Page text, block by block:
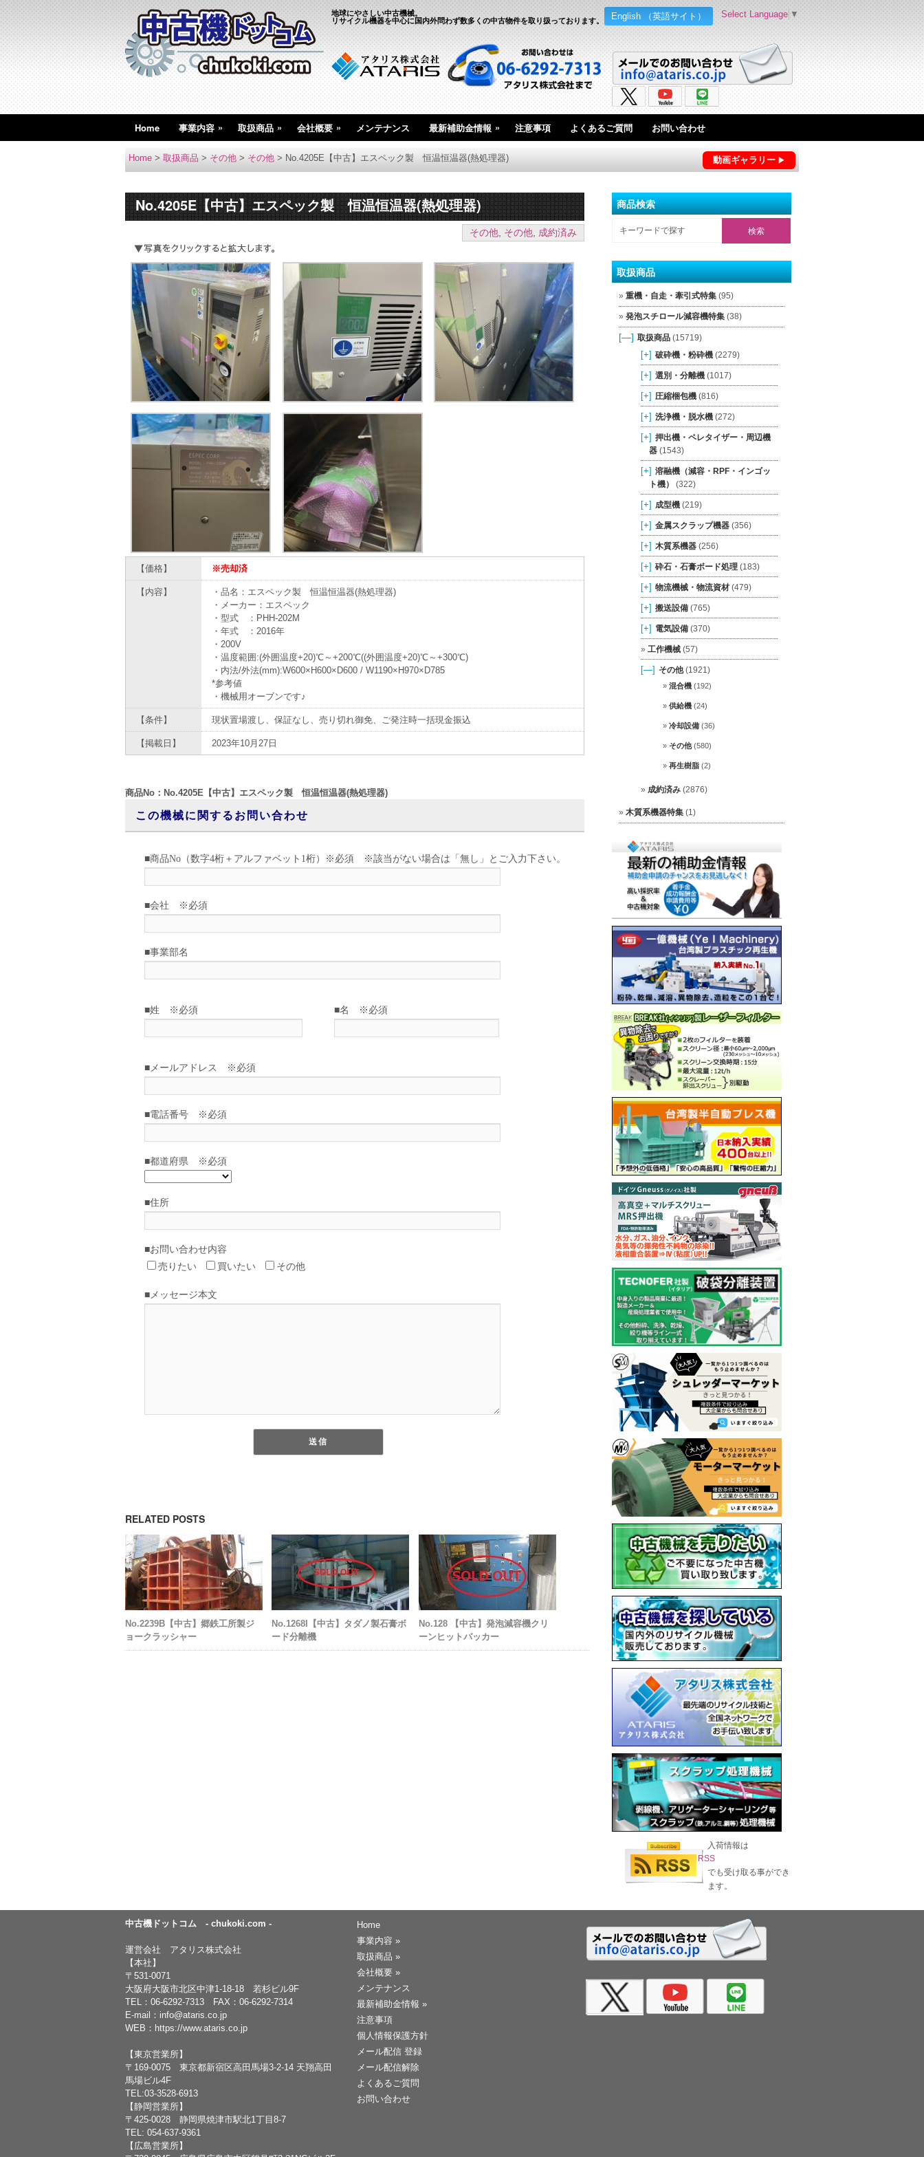
English （英語サイト）
地球にやさしい中古機械。
リサイクル機器を中心に国内外問わず数多くの中古物件を取り扱っております。
Select Language ▼
Home 事業内容 » 取扱商品 » 会社概要 » メンテナンス 最新補助金情報 » 注意事項 よくあるご質問 お問い合わせ
動画ギャラリー
Home > 取扱商品 > その他 > その他 > No.4205E【中古】エスペック製 恒温恒温器(熱処理器)
No.4205E【中古】エスペック製 恒温恒温器(熱処理器)
その他, その他, 成約済み
【価格】 ※売却済
【内容】
・品名：エスペック製 恒温恒温器(熱処理器)
・メーカー：エスペック
・型式 ：PHH-202M
・年式 ：2016年
・200V
・温度範囲:(外囲温度+20)℃～+200℃((外囲温度+20)℃～+300℃)
・内法/外法(mm):W600×H600×D600 / W1190×H970×D785
*参考値
・機械用オーブンです♪
【条件】 現状置場渡し、保証なし、売り切れ御免、ご発注時一括現金振込
【掲載日】 2023年10月27日
商品No：No.4205E【中古】エスペック製 恒温恒温器(熱処理器)
この機械に関するお問い合わせ
RELATED POSTS
No.2239B【中古】郷鉄工所製ジ
ョークラッシャー
No.1268I【中古】タダノ製石膏ボ
ード分離機
No.128 【中古】発泡減容機クリ
ーンヒットパッカー
商品検索
取扱商品
重機・自走・牽引式特集(95)
発泡スチロール減容機特集(38)
[—] 取扱商品(15719)
[+] 破砕機・粉砕機(2279)
[+] 選別・分離機(1017)
[+] 圧縮梱包機(816)
[+] 洗浄機・脱水機(272)
[+] 押出機・ペレタイザー・周辺機
器(1543)
[+] 溶融機（減容・RPF・インゴッ
ト機）
(322)
[+] 成型機(219)
[+] 金属スクラップ機器(356)
[+] 木質系機器(256)
[+] 砕石・石膏ボード処理(183)
[+] 物流機械・物流資材(479)
[+] 搬送設備(765)
[+] 電気設備(370)
工作機械(57)
[—] その他(1921)
混合機(192)
供給機(24)
冷却設備(36)
その他(580)
再生樹脂(2)
成約済み(2876)
木質系機器特集(1)
入荷情報は
RSS
でも受け取る事ができ
ます。
中古機ドットコム - chukoki.com -
運営会社 アタリス株式会社
【本社】
〒531-0071
大阪府大阪市北区中津1-18-18 若杉ビル9F
TEL： 06-6292-7313 FAX：06-6292-7314
E-mail： info@ataris.co.jp
WEB： https://www.ataris.co.jp
【東京営業所】
〒169-0075 東京都新宿区高田馬場3-2-14 天翔高田
馬場ビル4F
TEL:03-3528-6913
【静岡営業所】
〒425-0028 静岡県焼津市駅北1丁目8-7
TEL: 054-637-9361
【広島営業所】
Home
事業内容 »
取扱商品 »
会社概要 »
メンテナンス
最新補助金情報 »
注意事項
個人情報保護方針
メール配信 登録
メール配信解除
よくあるご質問
お問い合わせ